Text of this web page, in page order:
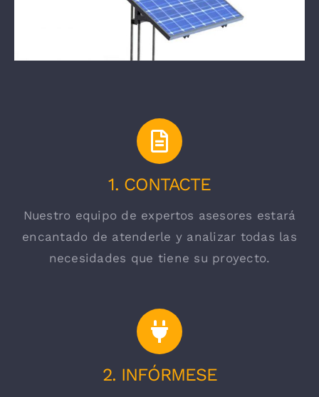
1. CONTACTE
Nuestro equipo de expertos asesores estará
encantado de atenderle y analizar todas las
necesidades que tiene su proyecto.
2. INFÓRMESE